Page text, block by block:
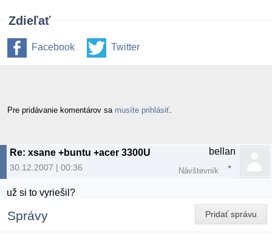
Zdieľať
Facebook Twitter
Pre pridávanie komentárov sa musíte prihlásiť
Re: xsane +buntu +acer 3300U
30.12.2007 | 00:36
bellan
Návštevník
už si to vyriešil?
Pridať správu
Správy